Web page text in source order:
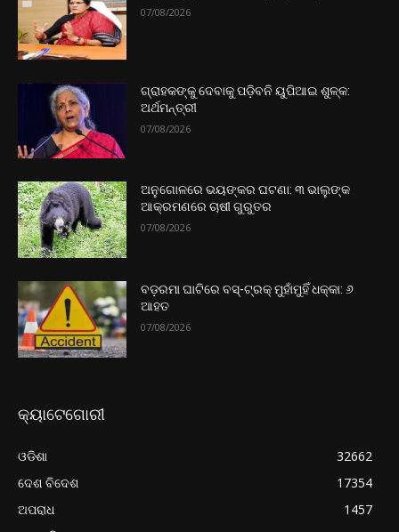
07/08/2026
ଗ୍ରାହକଙ୍କୁ ଦେବାକୁ ପଡ଼ିବନି ୟୁପିଆଇ ଶୁଳ୍କ:
ଅର୍ଥମନ୍ତ୍ରୀ
07/08/2026
ଅନୁଗୋଳରେ ଭୟଙ୍କର ଘଟଣା: ୩ ଭାଲୁଙ୍କ
ଆକ୍ରମଣରେ ଚାଷୀ ଗୁରୁତର
07/08/2026
ବଡ଼ରମା ଘାଟିରେ ବସ୍-ଟ୍ରକ୍ ମୁହାଁମୁହିଁ ଧକ୍କା: ୬
ଆହତ
07/08/2026
କ୍ୟାଟେଗୋରୀ
ଓଡିଶା
32662
ଦେଶ ବିଦେଶ
17354
ଅପରାଧ
1457